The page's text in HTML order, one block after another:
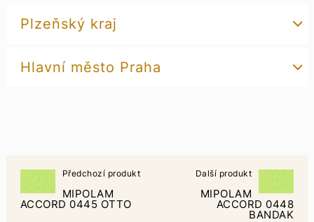
Plzeňský kraj
Hlavní město Praha
Předchozí produkt
MIPOLAM
ACCORD 0445 OTTO
Další produkt
MIPOLAM
ACCORD 0448
BANDAK